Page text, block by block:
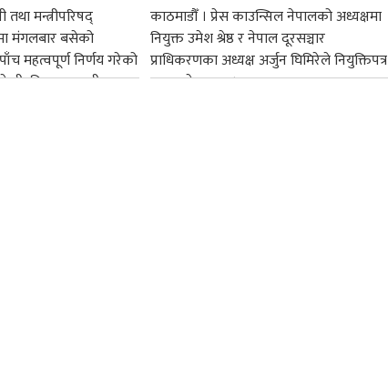
तथा मन्त्रीपरिषद्
मंगलबार बसेको
महत्वपूर्ण निर्णय गरेको
काठमाडौँ । प्रेस काउन्सिल नेपालको अध्यक्षमा
नियुक्त उमेश श्रेष्ठ र नेपाल दूरसञ्चार
प्राधिकरणका अध्यक्ष अर्जुन घिमिरेले नियुक्तिपत्र
ग्रहण गरेका छन्।...